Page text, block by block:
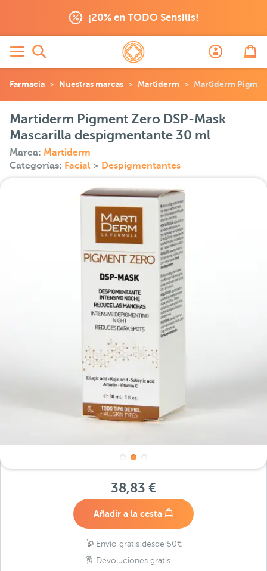
¡20% en TODO Sensilis!
Farmacia Nuestras marcas Martiderm Martiderm
Martiderm Pigment Zero DSP-Mask
Mascarilla despigmentante 30 ml
Marca: Martiderm
Categorías: Facial > Despigmentantes
38,83 €
Añadir a la cesta
Envío gratis desde 50€
Devoluciones gratis